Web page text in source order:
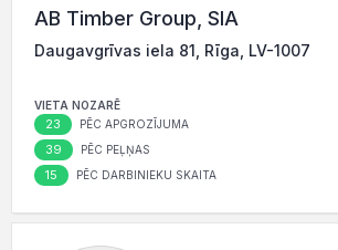
AB Timber Group, SIA
Daugavgrīvas iela 81, Rīga, LV-1007
VIETA NOZARĒ
23 PĒC APGROZĪJUMA
39 PĒC PEĻŅAS
15 PĒC DARBINIEKU SKAITA